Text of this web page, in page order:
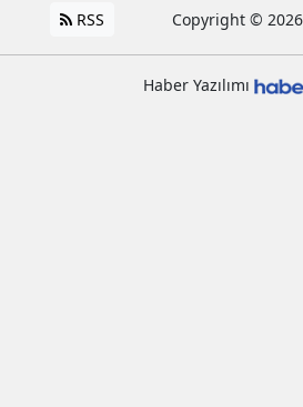
RSS Copyright © 2026
Haber Yazılımı